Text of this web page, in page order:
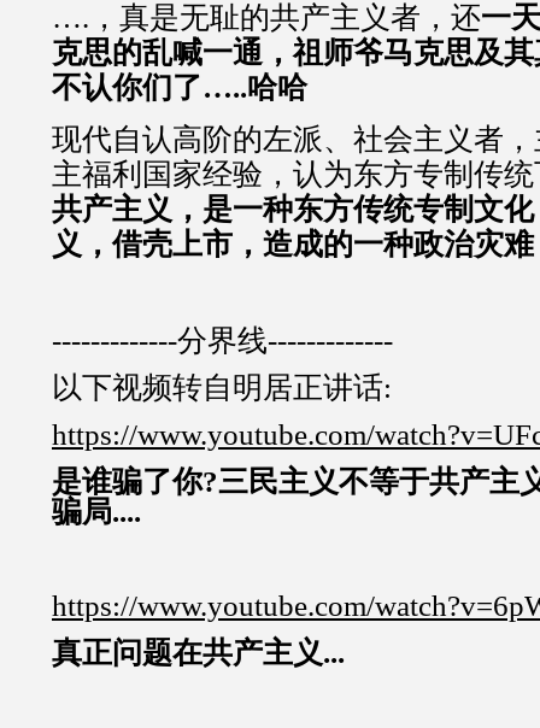
….，真是无耻的共产主义者，还一
克思的乱喊一通，祖师爷马克思及
不认你们了…..哈哈
现代自认高阶的左派、社会主义者
主福利国家经验，认为东方专制传
共产主义，是一种东方传统专制文
义，借壳上市，造成的一种政治灾
-------------分界线-------------
以下视频转自明居正讲话:
https://www.youtube.com/
是谁骗了你?三民主义不等于共产主
骗局....
https://www.youtube.com/
真正问题在共产主义...